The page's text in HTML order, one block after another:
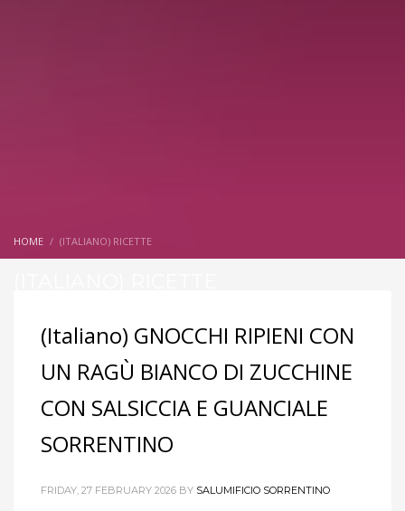
HOME (ITALIANO) RICETTE
(Italiano) GNOCCHI RIPIENI CON
UN RAGÙ BIANCO DI ZUCCHINE
CON SALSICCIA E GUANCIALE
SORRENTINO
FRIDAY, 27 FEBRUARY 2026 BY SALUMIFICIO SORRENTINO